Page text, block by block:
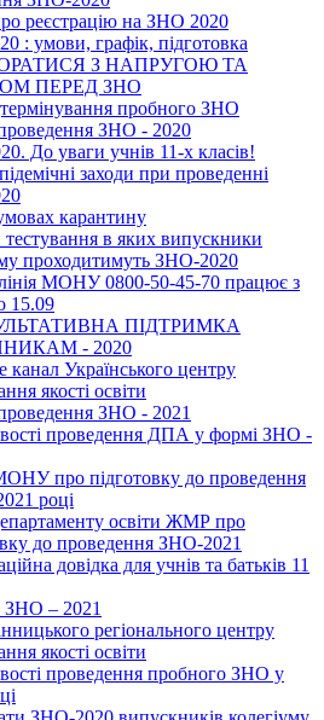
реєстрацію на ЗНО 2020
: умови, графік, підготовка
З НАПРУГОЮ ТА
ПЕРЕД ЗНО
пробного ЗНО
ЗНО - 2020
До уваги учнів 11-х класів!
заходи при проведенні
карантину
в яких випускники
проходитимуть ЗНО-2020
МОНУ 0800-50-45-70 працює з
15.09
ПІДТРИМКА
- 2020
канал Українського центру
якості освіти
ЗНО - 2021
проведення ДПА у формі ЗНО -
про підготовку до проведення
році
освіти ЖМР про
до проведення ЗНО-2021
довідка для учнів та батьків 11
– 2021
регіонального центру
якості освіти
проведення пробного ЗНО у